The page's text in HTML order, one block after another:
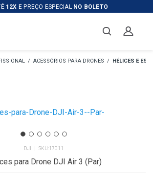
12X E PREÇO ESPECIAL NO BOLETO
ACESSÓRIOS PARA DRONES HÉLICES E
DJI 17011
para Drone DJI Air 3 (Par)